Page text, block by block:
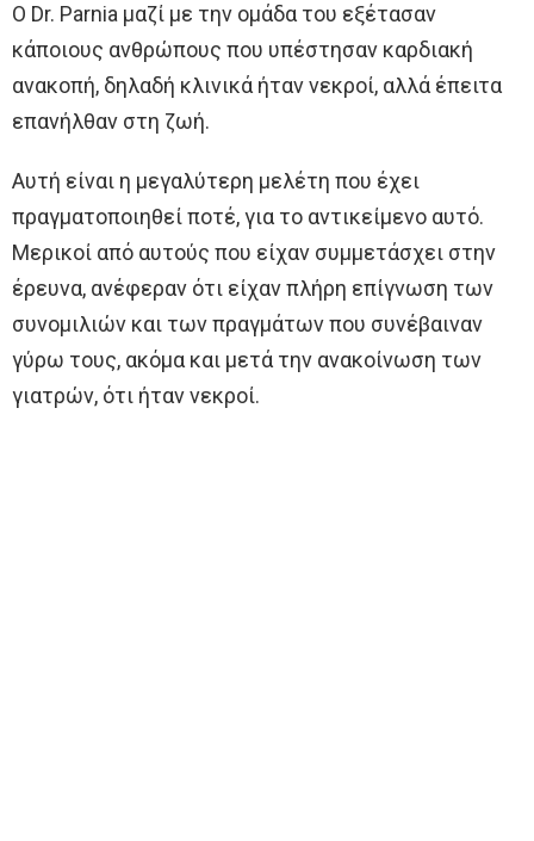
Ο Dr. Parnia μαζί με την ομάδα του εξέτασαν
κάποιους ανθρώπους που υπέστησαν καρδιακή
ανακοπή, δηλαδή κλινικά ήταν νεκροί, αλλά έπειτα
επανήλθαν στη ζωή.
Αυτή είναι η μεγαλύτερη μελέτη που έχει
πραγματοποιηθεί ποτέ, για το αντικείμενο αυτό.
Μερικοί από αυτούς που είχαν συμμετάσχει στην
έρευνα, ανέφεραν ότι είχαν πλήρη επίγνωση των
συνομιλιών και των πραγμάτων που συνέβαιναν
γύρω τους, ακόμα και μετά την ανακοίνωση των
γιατρών, ότι ήταν νεκροί.